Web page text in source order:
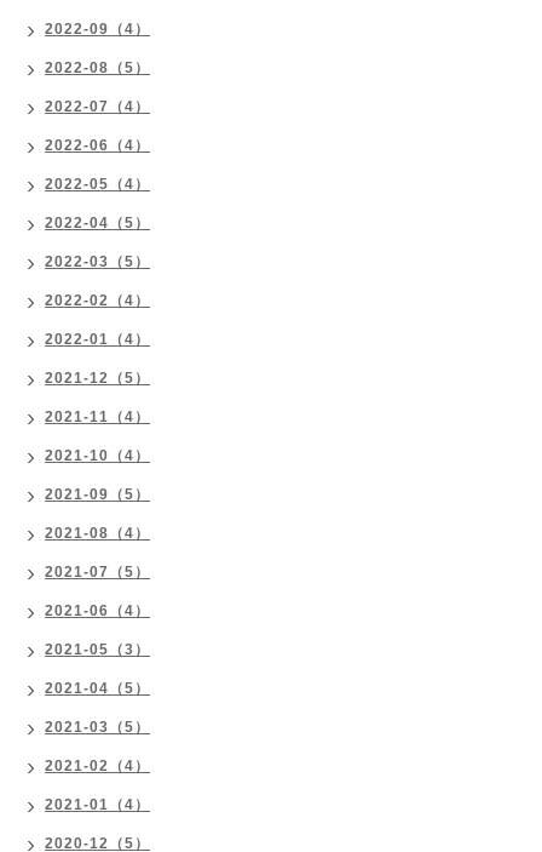
2022-09（4）
2022-08（5）
2022-07（4）
2022-06（4）
2022-05（4）
2022-04（5）
2022-03（5）
2022-02（4）
2022-01（4）
2021-12（5）
2021-11（4）
2021-10（4）
2021-09（5）
2021-08（4）
2021-07（5）
2021-06（4）
2021-05（3）
2021-04（5）
2021-03（5）
2021-02（4）
2021-01（4）
2020-12（5）